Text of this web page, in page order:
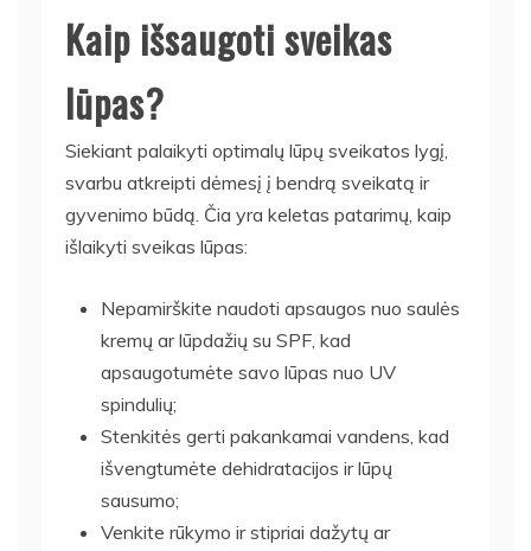
Kaip išsaugoti sveikas
lūpas?
Siekiant palaikyti optimalų lūpų sveikatos lygį,
svarbu atkreipti dėmesį į bendrą sveikatą ir
gyvenimo būdą. Čia yra keletas patarimų, kaip
išlaikyti sveikas lūpas:
Nepamirškite naudoti apsaugos nuo saulės
kremų ar lūpdažių su SPF, kad
apsaugotumėte savo lūpas nuo UV
spindulių;
Stenkitės gerti pakankamai vandens, kad
išvengtumėte dehidratacijos ir lūpų
sausumo;
Venkite rūkymo ir stipriai dažytų ar